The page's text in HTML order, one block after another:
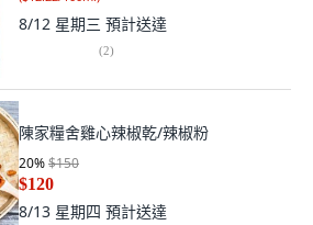
8/12 星期三 預計送達
(2)
陳家糧舍雞心辣椒乾/辣椒粉
20%$150
$120
8/13 星期四 預計送達